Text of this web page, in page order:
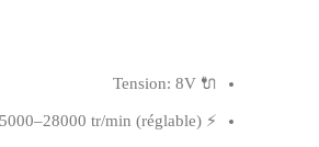
🔌 Tension: 8V
⚡ Vitesse: 5000–28000 tr/min (réglable)